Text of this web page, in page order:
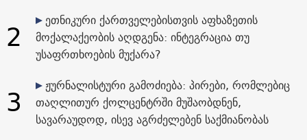
2
ეთნიკური ქართველებისთვის აფხაზეთის
მოქალაქეობის აღდგენა: ინტეგრაცია თუ
უსაფრთხოების მუქარა?
3
ჟურნალისტური გამოძიება: პირები, რომლებიც
თაღლითურ ქოლცენტრში მუშაობდნენ,
სავარაუდოდ, ისევ აგრძელებენ საქმიანობას